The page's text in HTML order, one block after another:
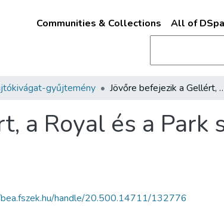
Communities & Collections All of
gyűjtemény Jövőre befejezik a Gellért, a
a Royal és a Park
handle/20.500.14711/132776